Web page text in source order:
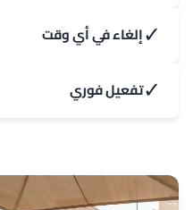
✓إلغاء في أي وقت
✓تفعيل فوري